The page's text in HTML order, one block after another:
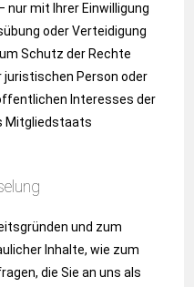
nur mit Ihrer Einwilligung
oder Verteidigung
Schutz der Rechte
juristischen Person oder
Interesses der
Mitgliedstaats
und zum
Inhalte, wie zum
die Sie an uns als